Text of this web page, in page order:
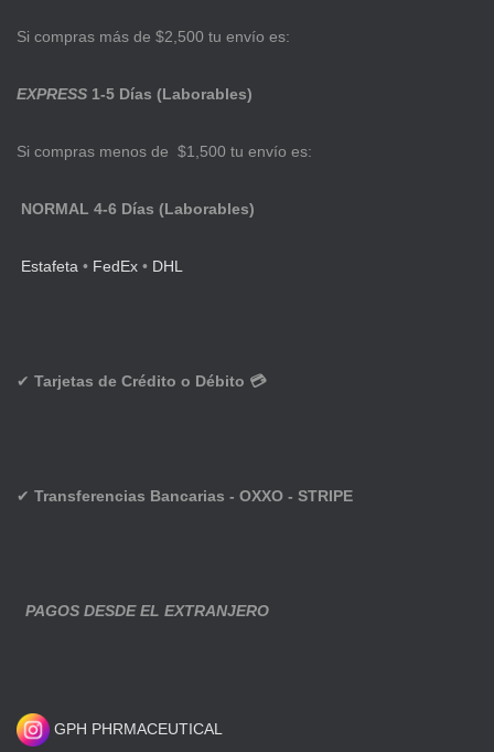
Si compras más de $2,500 tu envío es:
EXPRESS 1-5 Días (Laborables)
Si compras menos de $1,500 tu envío es:
NORMAL 4-6 Días (Laborables)
Estafeta • FedEx • DHL
✔ Tarjetas de Crédito o Débito 💳
✔ Transferencias Bancarias - OXXO - STRIPE
PAGOS DESDE EL EXTRANJERO
GPH PHRMACEUTICAL